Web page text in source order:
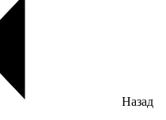
Назад